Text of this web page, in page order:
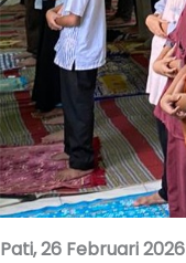
Pati, 26 Februari 2026